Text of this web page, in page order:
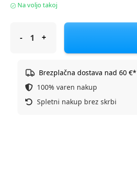
Na voljo takoj
Name It srajca DR 13232531 F Siva 122
Brezplačna dostava nad 60 €*
100% varen nakup
Spletni nakup brez skrbi